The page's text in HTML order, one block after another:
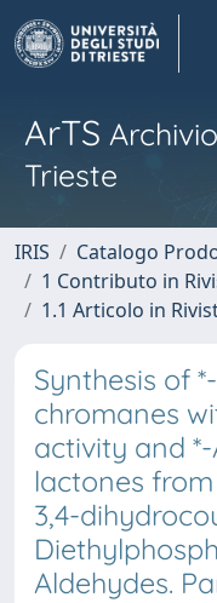
ArTS
Trieste
IRIS
Catalogo
1 Contributo in
1.1 Articolo in
Synthesis of
chromanes
activity and
lactones
3,4-
Aldehydes.